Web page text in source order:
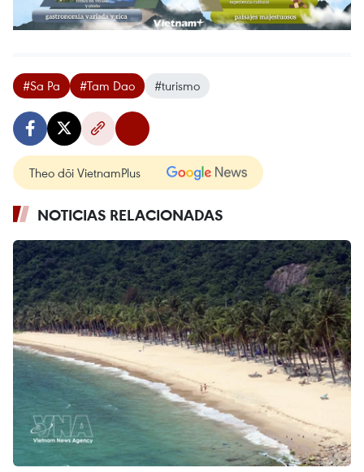
#Sa Pa #Tam Dao #turismo
Theo dõi VietnamPlus
NOTICIAS RELACIONADAS